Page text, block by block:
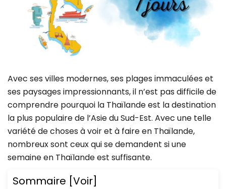
Avec ses villes modernes, ses plages immaculées et
ses paysages impressionnants, il n’est pas difficile de
comprendre pourquoi la Thaïlande est la destination
la plus populaire de l’Asie du Sud-Est. Avec une telle
variété de choses à voir et à faire en Thaïlande,
nombreux sont ceux qui se demandent si une
semaine en Thaïlande est suffisante.
Sommaire [Voir]